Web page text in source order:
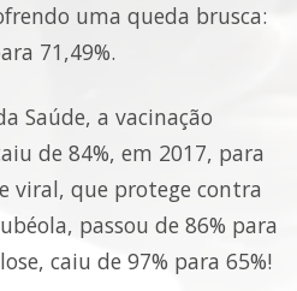
uma queda brusca:
71,49%.
Saúde, a vacinação
de 84%, em 2017, para
viral, que protege contra
passou de 86% para
caiu de 97% para 65%!